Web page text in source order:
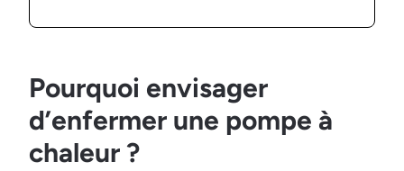
Pourquoi envisager
d’enfermer une pompe à
chaleur ?